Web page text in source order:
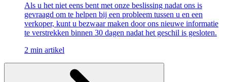
Als u het niet eens bent met onze beslissing nadat ons is
gevraagd om te helpen bij een probleem tussen u en een
verkoper, kunt u bezwaar maken door ons nieuwe informatie
te verstrekken binnen 30 dagen nadat het geschil is gesloten.
2 min artikel